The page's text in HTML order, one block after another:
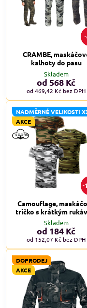
CRAMBE,
kalhoty do pasu
Skladem
od 568 Kč
od 469,42 Kč bez DPH
NADMĚRNÉ VELIKOSTI
AKCE
Camouflage,
tričko s krátkým
Skladem
od 184 Kč
od 152,07 Kč bez DPH
DOPRODEJ
AKCE